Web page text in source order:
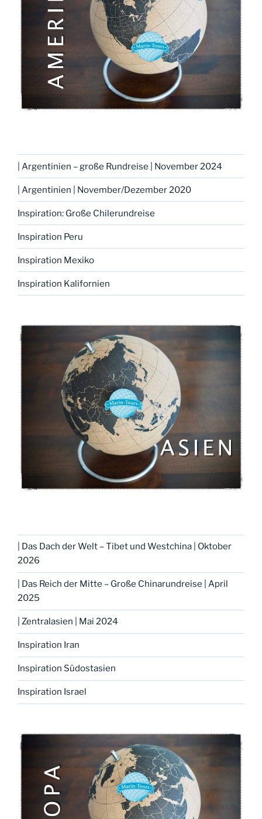
| Argentinien – große Rundreise | November 2024
| Argentinien | November/Dezember 2020
Inspiration: Große Chilerundreise
Inspiration Peru
Inspiration Mexiko
Inspiration Kalifornien
| Das Dach der Welt – Tibet und Westchina | Oktober
2026
| Das Reich der Mitte – Große Chinarundreise | April
2025
| Zentralasien | Mai 2024
Inspiration Iran
Inspiration Südostasien
Inspiration Israel